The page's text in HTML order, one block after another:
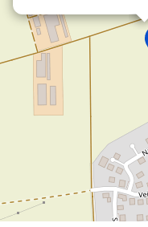
oder Kombinationen
von Inhalten